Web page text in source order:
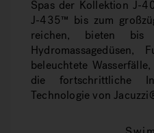
Spas der Kollektion J-
J-435™ bis zum
reichen, bieten
Hydromassagedüsen,
beleuchtete
die fortschrittliche
Technologie von